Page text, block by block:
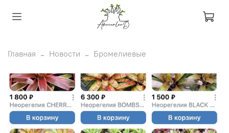
Главная Новости Бромелиевые